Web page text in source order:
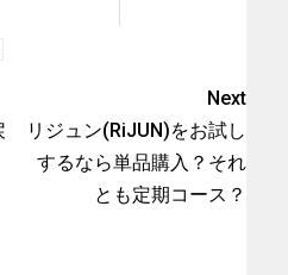
Next
リジュン(RiJUN)をお試し
するなら単品購入？それ
とも定期コース？